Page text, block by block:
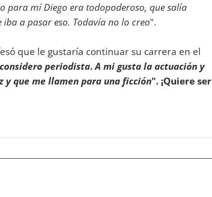
para mí Diego era todopoderoso, que salía
a pasar eso. Todavía no lo creo".
que le gustaría continuar su carrera en el
periodista.A mi gusta la actuación y
y que me llamen para una ficción". ¡Quiere ser